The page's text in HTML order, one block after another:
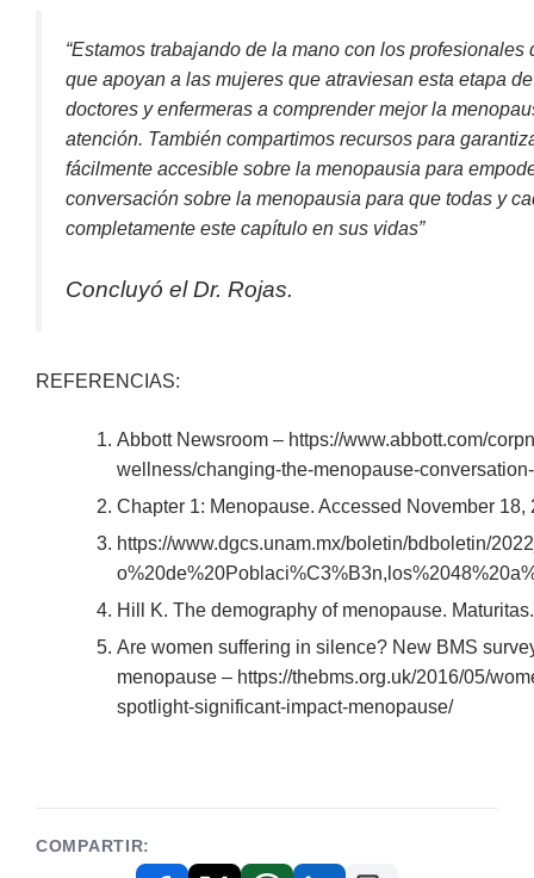
“Estamos trabajando de la mano con los
que apoyan a las mujeres que atraviesan esta etapa
doctores y enfermeras a comprender mejor la
atención. También compartimos recursos para
fácilmente accesible sobre la menopausia para
conversación sobre la menopausia para que todas y
completamente este capítulo en sus vidas”
Concluyó el Dr. Rojas.
REFERENCIAS:
Abbott Newsroom – https://www.abbott.com/
wellness/changing-the-menopause-
Chapter 1: Menopause. Accessed November 18,
https://www.dgcs.unam.mx/boletin/bdboletin/
Hill K. The demography of menopause.
Are women suffering in silence? New BMS
menopause – https://thebms.org.uk/2016/05/
spotlight-significant-impact-menopause/
COMPARTIR: